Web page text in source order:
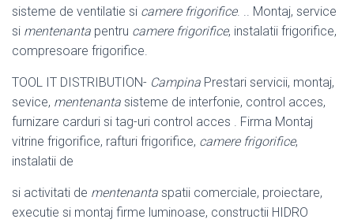
sisteme de ventilatie si camere frigorifice. .. Montaj, service
si mentenanta pentru camere frigorifice, instalatii frigorifice,
compresoare frigorifice.
TOOL IT DISTRIBUTION- Campina Prestari servicii, montaj,
sevice, mentenanta sisteme de interfonie, control acces,
furnizare carduri si tag-uri control acces . Firma Montaj
vitrine frigorifice, rafturi frigorifice, camere frigorifice,
instalatii de
si activitati de mentenanta spatii comerciale, proiectare,
executie si montaj firme luminoase, constructii HIDRO